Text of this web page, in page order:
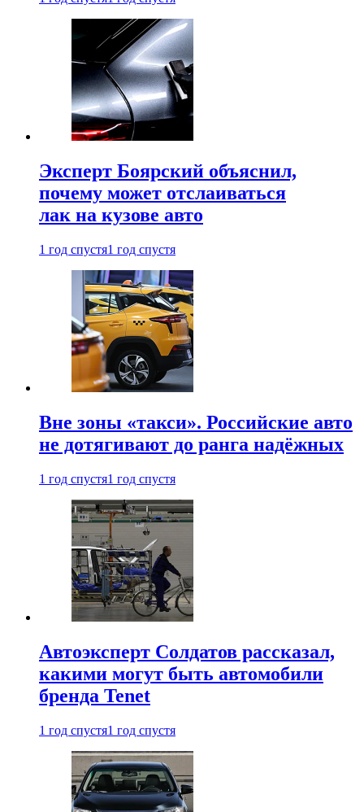
Эксперт Боярский объяснил,
почему может отслаиваться
лак на кузове авто
1 год спустя1 год спустя
Вне зоны «такси». Российские авто
не дотягивают до ранга надёжных
1 год спустя1 год спустя
Автоэксперт Солдатов рассказал,
какими могут быть автомобили
бренда Tenet
1 год спустя1 год спустя